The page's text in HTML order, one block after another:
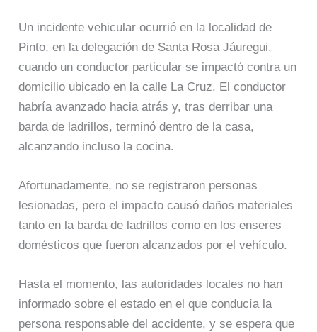
Un incidente vehicular ocurrió en la localidad de
Pinto, en la delegación de Santa Rosa Jáuregui,
cuando un conductor particular se impactó contra un
domicilio ubicado en la calle La Cruz. El conductor
habría avanzado hacia atrás y, tras derribar una
barda de ladrillos, terminó dentro de la casa,
alcanzando incluso la cocina.
Afortunadamente, no se registraron personas
lesionadas, pero el impacto causó daños materiales
tanto en la barda de ladrillos como en los enseres
domésticos que fueron alcanzados por el vehículo.
Hasta el momento, las autoridades locales no han
informado sobre el estado en el que conducía la
persona responsable del accidente, y se espera que